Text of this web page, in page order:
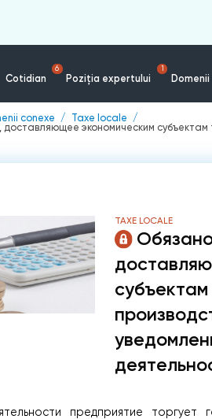
Cotidian
6
Poziția expertului
1
conexe
Taxe locale
экономическим
TAXE LOCALE
предприятие торгует